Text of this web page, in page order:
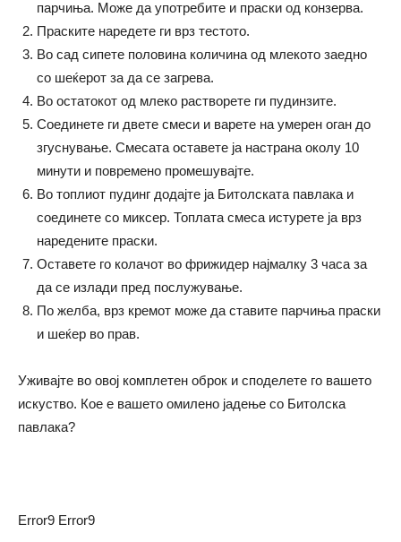
парчиња. Може да употребите и праски од конзерва.
Праските наредете ги врз тестото.
Во сад сипете половина количина од млекото заедно
со шеќерот за да се загрева.
Во остатокот од млеко растворете ги пудинзите.
Соединете ги двете смеси и варете на умерен оган до
згуснување. Смесата оставете ја настрана околу 10
минути и повремено промешувајте.
Во топлиот пудинг додајте ја Битолската павлака и
соединете со миксер. Топлата смеса истурете ја врз
наредените праски.
Оставете го колачот во фрижидер најмалку 3 часа за
да се излади пред послужување.
По желба, врз кремот може да ставите парчиња праски
и шеќер во прав.
Уживајте во овој комплетен оброк и споделете го вашето
искуство. Кое е вашето омилено јадење со Битолска
павлака?
Error9 Error9